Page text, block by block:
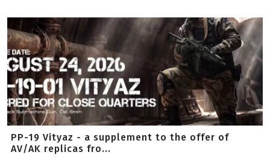
PP-19 Vityaz - a supplement to the offer of
AV/AK replicas fro...